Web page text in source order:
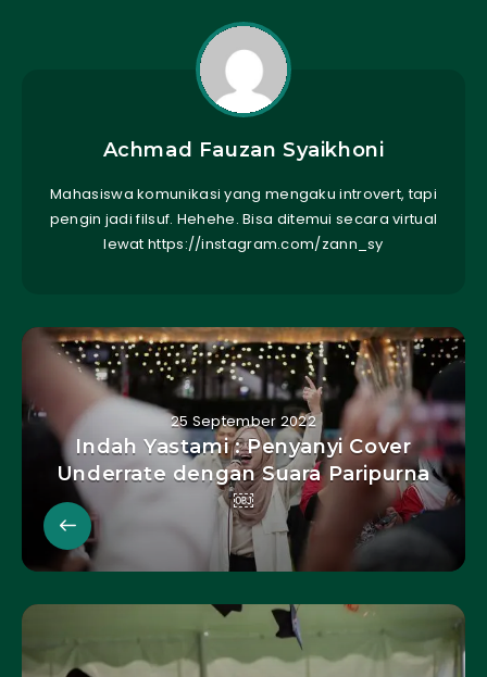
Achmad Fauzan Syaikhoni
Mahasiswa komunikasi yang mengaku introvert, tapi
pengin jadi filsuf. Hehehe. Bisa ditemui secara virtual
lewat https://instagram.com/zann_sy
25 September 2022
Indah Yastami : Penyanyi Cover
Underrate dengan Suara Paripurna
￼